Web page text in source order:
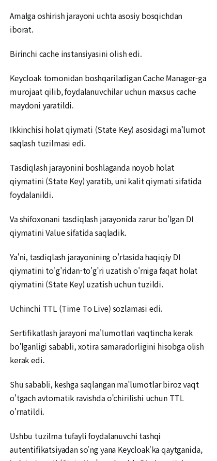
Amalga oshirish jarayoni uchta asosiy bosqichdan
iborat.
Birinchi cache instansiyasini olish edi.
Keycloak tomonidan boshqariladigan Cache Manager-ga
murojaat qilib, foydalanuvchilar uchun maxsus cache
maydoni yaratildi.
Ikkinchisi holat qiymati (State Key) asosidagi ma'lumot
saqlash tuzilmasi edi.
Tasdiqlash jarayonini boshlaganda noyob holat
qiymatini (State Key) yaratib, uni kalit qiymati sifatida
foydalanildi.
Va shifoxonani tasdiqlash jarayonida zarur bo'lgan DI
qiymatini Value sifatida saqladik.
Ya'ni, tasdiqlash jarayonining o'rtasida haqiqiy DI
qiymatini to'g'ridan-to'g'ri uzatish o'rniga faqat holat
qiymatini (State Key) uzatish uchun tuzildi.
Uchinchi TTL (Time To Live) sozlamasi edi.
Sertifikatlash jarayoni ma'lumotlari vaqtincha kerak
bo'lganligi sababli, xotira samaradorligini hisobga olish
kerak edi.
Shu sababli, keshga saqlangan ma'lumotlar biroz vaqt
o'tgach avtomatik ravishda o'chirilishi uchun TTL
o'rnatildi.
Ushbu tuzilma tufayli foydalanuvchi tashqi
autentifikatsiyadan so'ng yana Keycloak'ka qaytganida,